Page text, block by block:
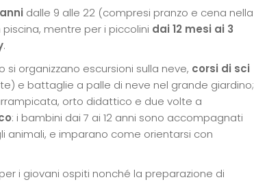
dalle 9 alle 22 (compresi pranzo e cena nella
mentre per i piccolini dai 12 mesi ai 3
.
organizzano escursioni sulla neve, corsi di sci
e battaglie a palle di neve nel grande giardino;
orto didattico e due volte a
: i bambini dai 7 ai 12 anni sono accompagnati
animali, e imparano come orientarsi con
i giovani ospiti nonché la preparazione di